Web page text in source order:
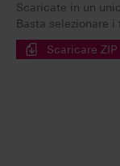
Scaricate in un
Basta selezionare
Scaricare ZIP